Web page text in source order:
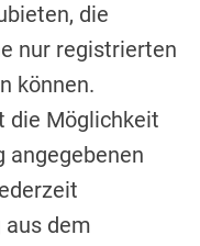
die
nur registrierten
können.
die Möglichkeit
angegebenen
dem